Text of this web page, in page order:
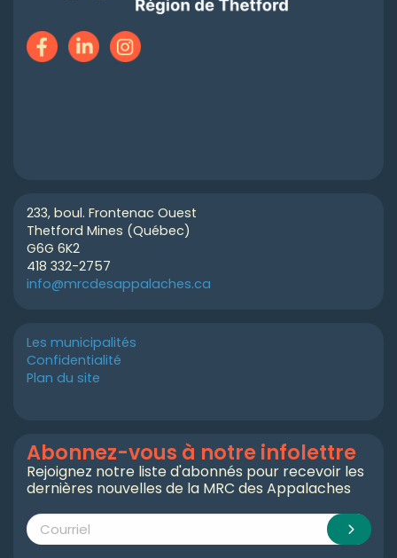
233, boul. Frontenac Ouest
Thetford Mines (Québec)
G6G 6K2
418 332-2757
info@mrcdesappalaches.ca
Les municipalités
Confidentialité
Plan du site
Abonnez-vous à notre infolettre
Rejoignez notre liste d'abonnés pour recevoir les
dernières nouvelles de la MRC des Appalaches